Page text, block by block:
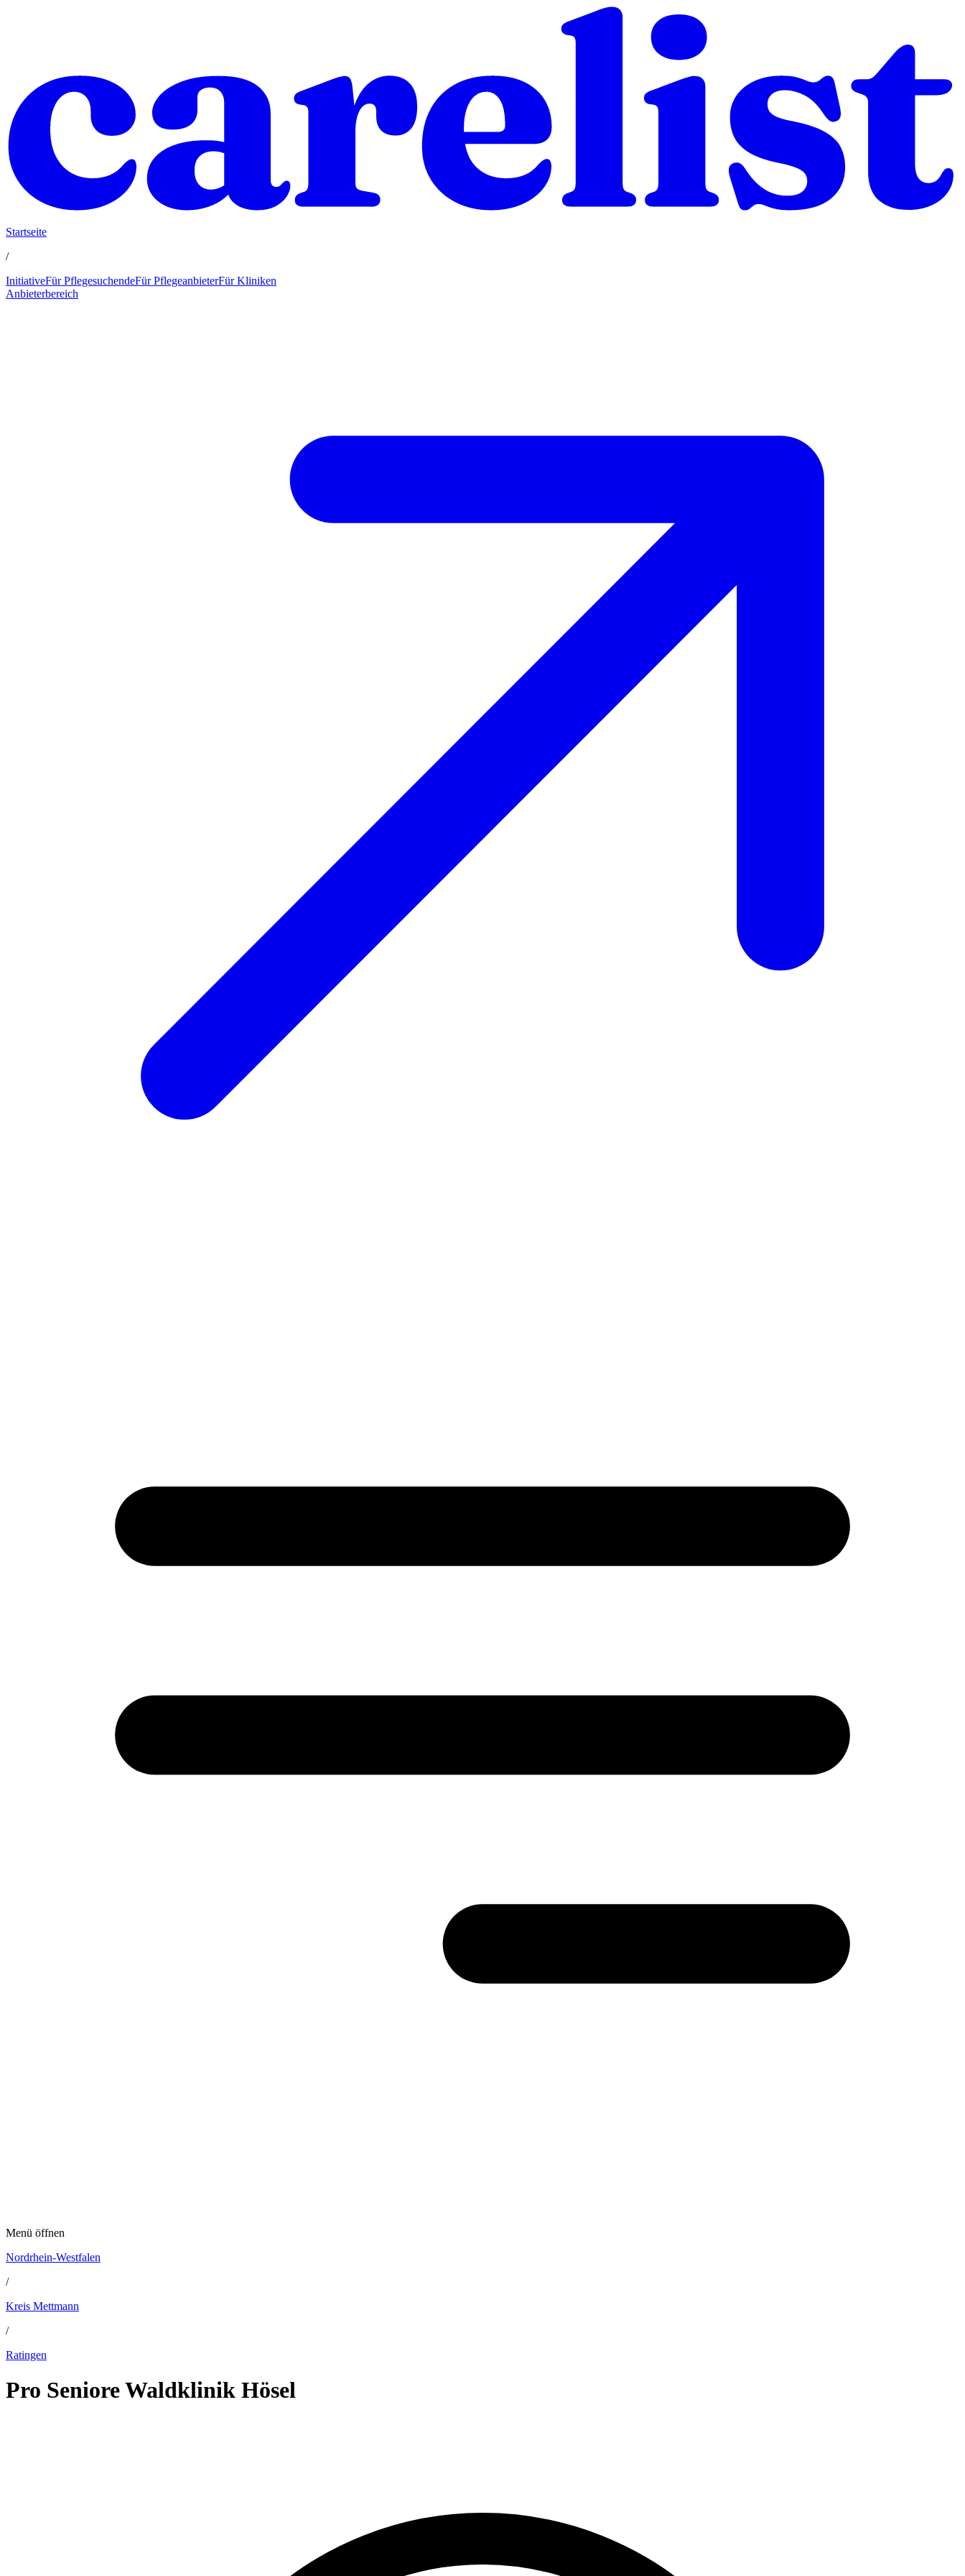
Startseite
/
InitiativeFür PflegesuchendeFür PflegeanbieterFür Kliniken
Anbieterbereich
Menü öffnen
Nordrhein-Westfalen
/
Kreis Mettmann
/
Ratingen
Pro Seniore Waldklinik Hösel